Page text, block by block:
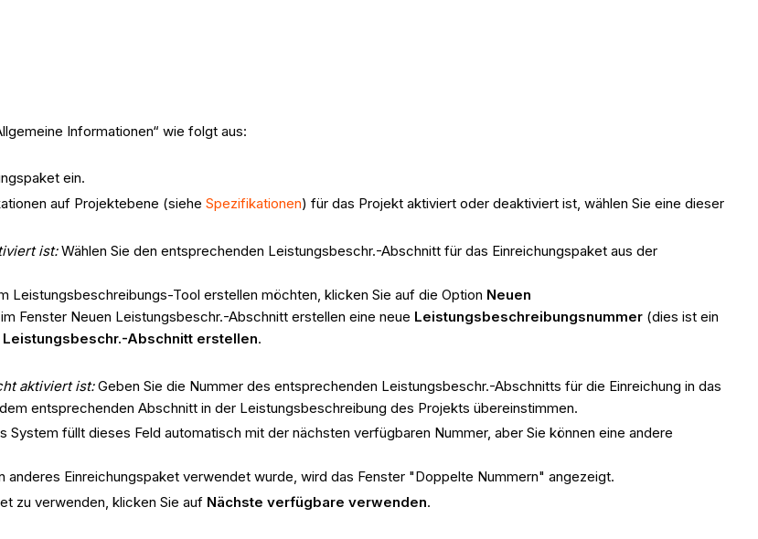
Informationen“ wie folgt aus:
ein.
auf Projektebene (sieheSpezifikationen) für das Projekt aktiviert oder deaktiviert ist, wählen Sie eine dieser
ist:Wählen Sie den entsprechenden Leistungsbeschr.-Abschnitt für das Einreichungspaket aus der
Leistungsbeschreibungs-Tool erstellen möchten, klicken Sie auf die Option Neuen
Fenster Neuen Leistungsbeschr.-Abschnitt erstellen eine neue Leistungsbeschreibungsnummer (dies ist ein
Leistungsbeschr.-Abschnitt erstellen.
aktiviert ist:Geben Sie die Nummer des entsprechenden Leistungsbeschr.-Abschnitts für die Einreichung in das
entsprechenden Abschnitt in der Leistungsbeschreibung des Projekts übereinstimmen.
System füllt dieses Feld automatisch mit der nächsten verfügbaren Nummer, aber Sie können eine andere
anderes Einreichungspaket verwendet wurde, wird das Fenster "Doppelte Nummern" angezeigt.
zu verwenden, klicken Sie auf Nächste verfügbare verwenden.